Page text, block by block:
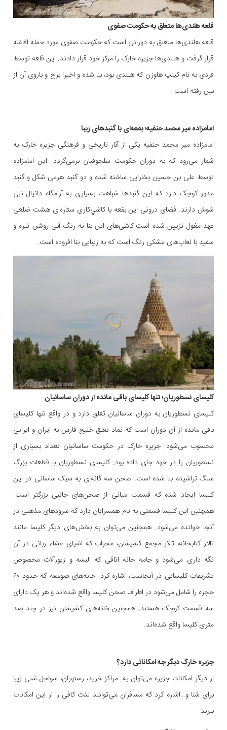
قلعه هلندی‌ها متعلق به حکومت صفوی
قلعه هلندی‌ها متعلق به دورانی است که حکومت صفوی مورد حمله افاغنه
قرار گرفت و هلندی‌ها جزیره خارک را مرکز خود قرار دادند. این قلعه توسط
فردی به نام کینپ هاوزن که هلندی‌ بود، بنا شده و اخیرا برج و باروی آن از
بین رفته است.
امامزاده میر محمد حنفیه؛ بقعه‌ای با گنبدهای زیبا
امامزاده میر محمد حنفیه یکی از آثار تاریخی و فرهنگی جزیره خارک به
شمار می‌رود که به دوران حکومت سلجوقیان برمی‌گردد. این امامزاده
توسط علی بن حسین بخارایی ساخته شده و دو گنبد هرمی شکل و گنبد
مدور کوچک دارد که این گنبدها شباهت بسیاری به آرامگاه دانیال نبی
شوش دارند. فضای درونی اين بقعه با کاشي‌کارى ستاره‌اى هشت‌ ضلعى
عهد مغول تزیین شده است.کاشی‌های این بنا به رنگ آبی روشن تیره و
سفید با لعاب‌های مشکی رنگ است که به زیبایی بنا افزوده است.
کلیسای نسطوریان؛ تنها کلیسای باقی مانده از دوران ساسانیان
کلیسای نسطوریان به دوران ساسانیان تعلق دارد و در واقع تنها کلیسای
باقی مانده از آن دوران است که نماد تعلق خلیج فارس به ایران و ایرانی
محسوب می‌شود. جزیره خارک در حکومت ساسانیان تعداد بسیاری از
نسطوریان را در خود جای داده بود. کلیسای نسطوریان با قطعات بزرگ
سنگ تراشیده بنا شده است. صحن سه گانه‌ای به سبک ساسانی در این
کلیسا ایجاد شده که قسمت میانی از صحن‌های جانبی بزرگتر است.
همچنین این کلیسا قسمتی به نام همسرایان دارد که سرودهای مذهبی در
آنجا خوانده می‌شود. همچنین می‌توان به بخش‌های دیگر کلیسا مانند
تالار کتابخانه، تالار مجمع کشیشان، محراب که اشیای عشاء ربانی در آن
نگه داری می‌شود و جامه خانه اتاقی که البسه و زیورآلات مخصوص
تشریفات کلیسایی در آنجاست، اشاره کرد. خانه‌های صومعه که حدود ۶۰
حجره را شامل می‌شود در اطراف صحن کلیسا واقع شده‌اند و هر یک دارای
سه قسمت کوچک هستند. همچنین خانه‌های کشیشان نیز در چند صد
متری کلیسا واقع شده‌اند.
جزیره خارک دیگر جه امکاناتی دارد؟
از دیگر امکانات جزیره می‌توان به مراکز خرید، رستوران، سواحل شنی زیبا
برای شنا و…اشاره کرد که مسافران می‌توانند لذت کافی را از این امکانات
ببرند.